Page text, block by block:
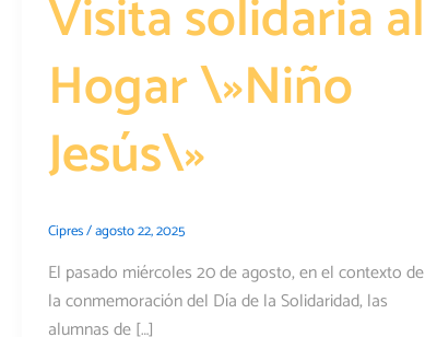
Visita solidaria al
Hogar \»Niño
Jesús\»
Cipres/agosto 22, 2025
El pasado miércoles 20 de agosto, en el contexto de
la conmemoración del Día de la Solidaridad, las
alumnas de […]